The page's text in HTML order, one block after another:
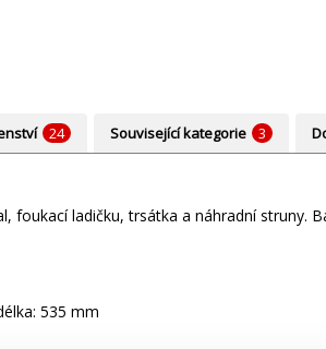
24 Související kategorie 3
foukací ladičku, trsátka a náhradní struny.
535 mm